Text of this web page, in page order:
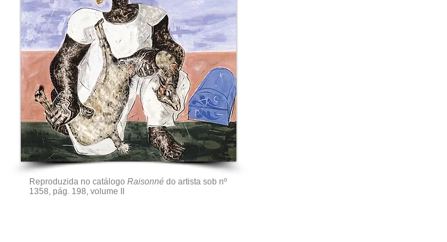
Reproduzida no catálogo Raisonné do artista sob nº
1358, pág. 198, volume II